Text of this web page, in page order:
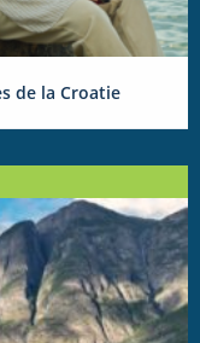
de la Croatie